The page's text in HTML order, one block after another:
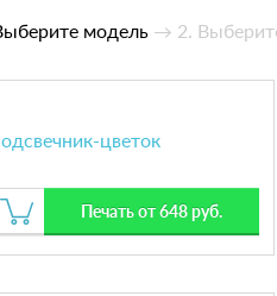
модель → 2.
цветок
Печать от 648 руб.